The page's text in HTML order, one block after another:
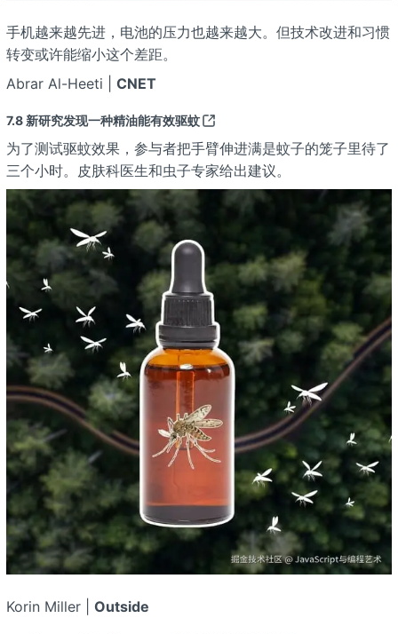
手机越来越先进，电池的压力也越来越大。但技术改进和习惯
转变或许能缩小这个差距。
Abrar Al-Heeti | CNET
7.8 新研究发现一种精油能有效驱蚊
为了测试驱蚊效果，参与者把手臂伸进满是蚊子的笼子里待了
三个小时。皮肤科医生和虫子专家给出建议。
Korin Miller | Outside